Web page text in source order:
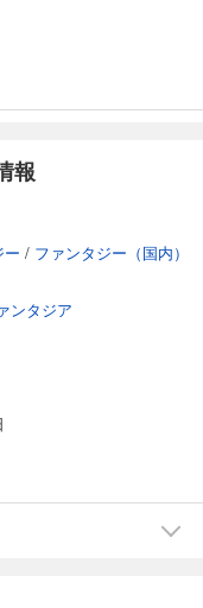
報
/ ファンタジー（国内）
ンタジア